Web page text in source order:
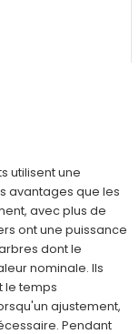
utilisent une
avantages que les
avec plus de
ont une puissance
dont le
nominale. Ils
le temps
ajustement,
Pendant